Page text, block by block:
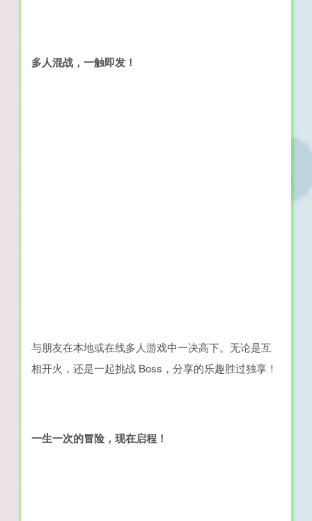
多人混战，一触即发！
与朋友在本地或在线多人游戏中一决高下。无论是互
相开火，还是一起挑战 Boss，分享的乐趣胜过独享！
一生一次的冒险，现在启程！